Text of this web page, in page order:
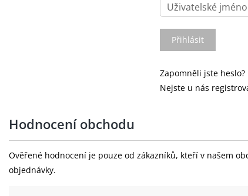
Uživatelské jméno
Zapomněli jste
Nejste u nás
Hodnocení obchodu
Ověřené hodnocení je pouze od zákazníků, kteří v našem
objednávky.